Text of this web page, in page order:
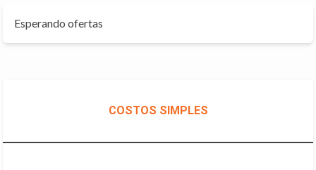
Esperando ofertas
COSTOS SIMPLES